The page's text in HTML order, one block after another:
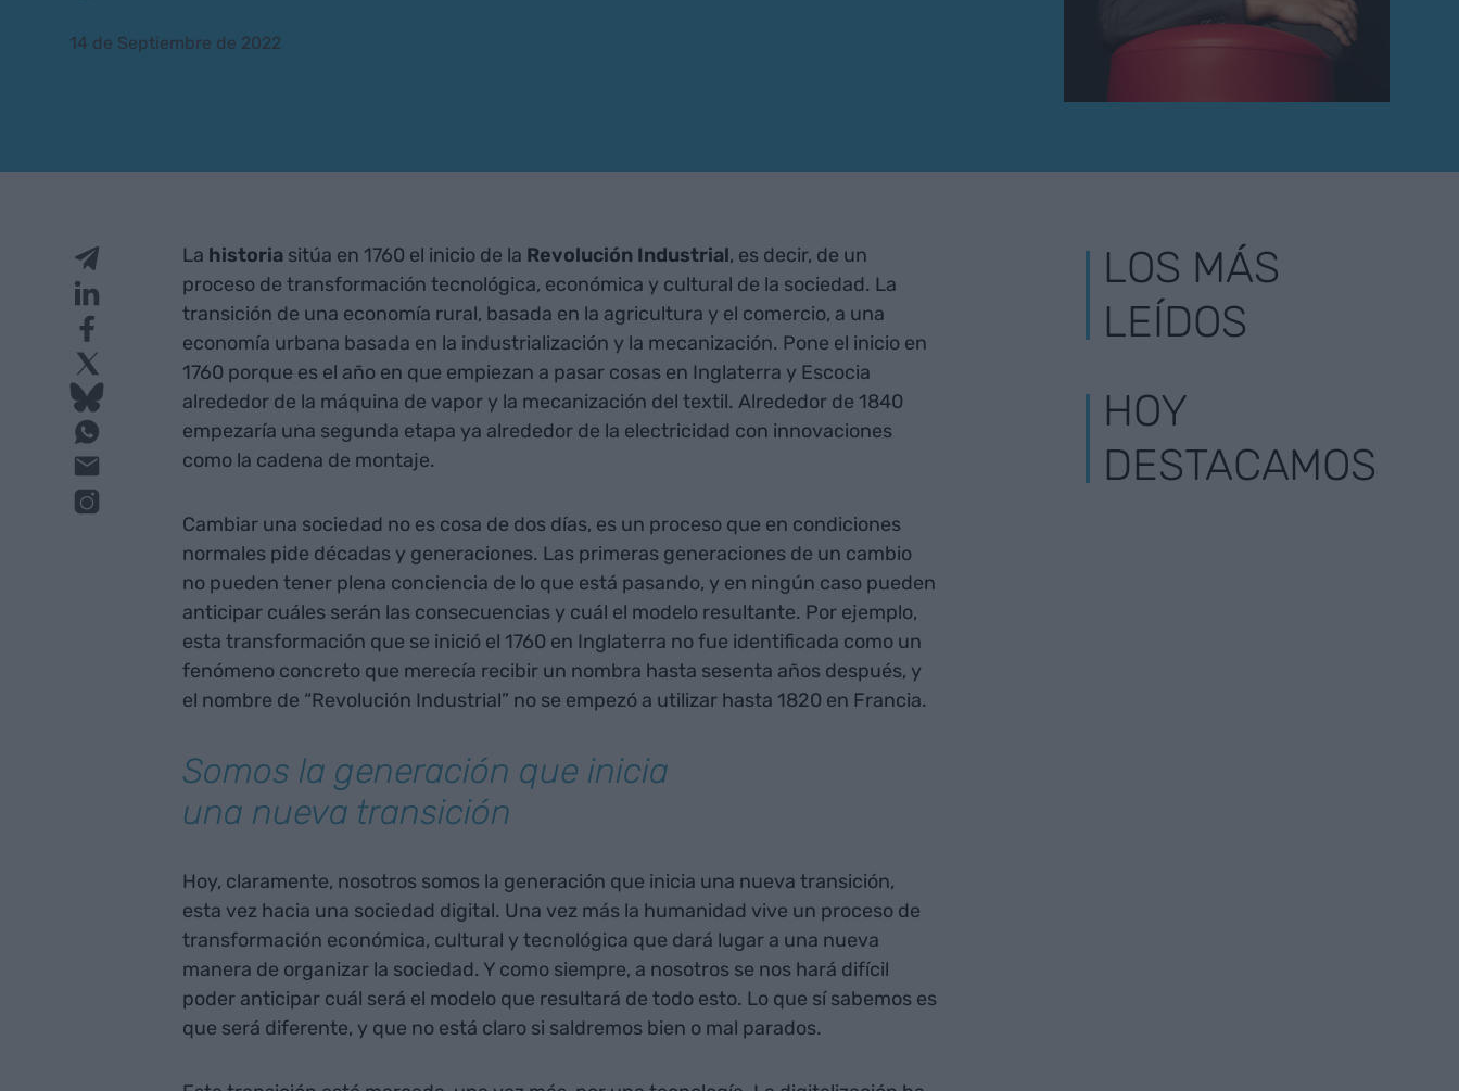
14 de Septiembre de 2022
La historia sitúa en 1760 el inicio de la Revolución Industrial, es decir, de un
proceso de transformación tecnológica, económica y cultural de la sociedad. La
transición de una economía rural, basada en la agricultura y el comercio, a una
economía urbana basada en la industrialización y la mecanización. Pone el inicio en
1760 porque es el año en que empiezan a pasar cosas en Inglaterra y Escocia
alrededor de la máquina de vapor y la mecanización del textil. Alrededor de 1840
empezaría una segunda etapa ya alrededor de la electricidad con innovaciones
como la cadena de montaje.
Cambiar una sociedad no es cosa de dos días, es un proceso que en condiciones
normales pide décadas y generaciones. Las primeras generaciones de un cambio
no pueden tener plena conciencia de lo que está pasando, y en ningún caso pueden
anticipar cuáles serán las consecuencias y cuál el modelo resultante. Por ejemplo,
esta transformación que se inició el 1760 en Inglaterra no fue identificada como un
fenómeno concreto que merecía recibir un nombra hasta sesenta años después, y
el nombre de “Revolución Industrial” no se empezó a utilizar hasta 1820 en Francia.
Somos la generación que inicia
una nueva transición
Hoy, claramente, nosotros somos la generación que inicia una nueva transición,
esta vez hacia una sociedad digital. Una vez más la humanidad vive un proceso de
transformación económica, cultural y tecnológica que dará lugar a una nueva
manera de organizar la sociedad. Y como siempre, a nosotros se nos hará difícil
poder anticipar cuál será el modelo que resultará de todo esto. Lo que sí sabemos es
que será diferente, y que no está claro si saldremos bien o mal parados.
LOS MÁS
LEÍDOS
HOY
DESTACAMOS